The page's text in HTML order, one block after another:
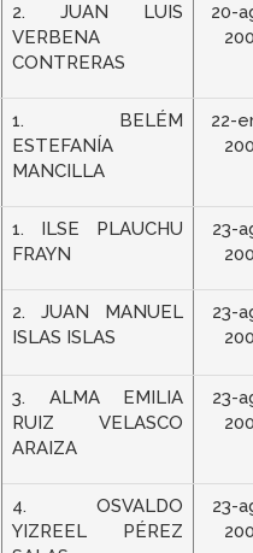
2. JUAN LUIS
VERBENA
CONTRERAS
20-
1. BELÉM
ESTEFANÍA
MANCILLA
22-
1. ILSE PLAUCHU
FRAYN
23-
2. JUAN MANUEL
ISLAS ISLAS
23-
3. ALMA EMILIA
RUIZ VELASCO
ARAIZA
23-
4. OSVALDO
YIZREEL PÉREZ
23-